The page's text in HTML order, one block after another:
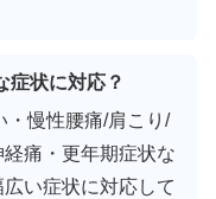
症状に対応？
・慢性腰痛/肩こり/
痛・更年期症状な
い症状に対応して